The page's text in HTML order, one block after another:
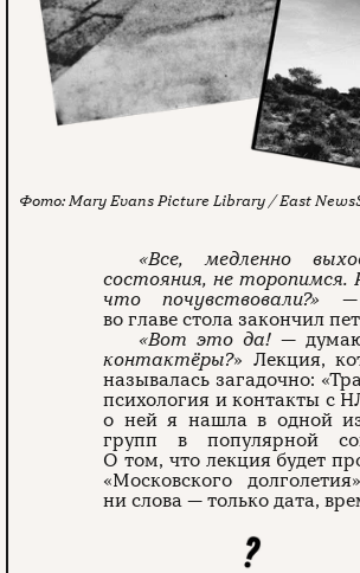
Mary Evans Picture Library / East News
«Все, медленно
состояния, не торопимся.
что почувствовали?» —
во главе стола закончил
«Вот это да!—
контактёры?» Лекция,
называлась загадочно:
психология и контакты с
о ней я нашла в одной
групп в популярной
О том, что лекция будет
«Московского
ни слова — только дата,